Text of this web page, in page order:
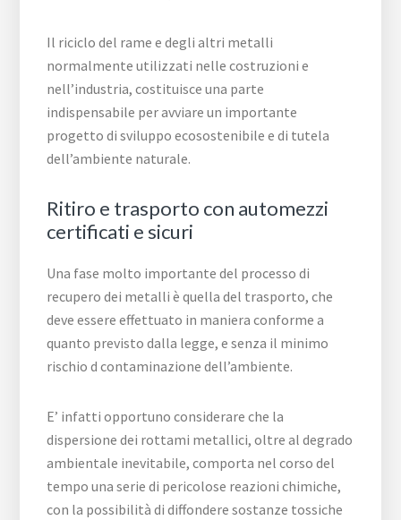
Il riciclo del rame e degli altri metalli
normalmente utilizzati nelle costruzioni e
nell’industria, costituisce una parte
indispensabile per avviare un importante
progetto di sviluppo ecosostenibile e di tutela
dell’ambiente naturale.
Ritiro e trasporto con automezzi
certificati e sicuri
Una fase molto importante del processo di
recupero dei metalli è quella del trasporto, che
deve essere effettuato in maniera conforme a
quanto previsto dalla legge, e senza il minimo
rischio d contaminazione dell’ambiente.
E’ infatti opportuno considerare che la
dispersione dei rottami metallici, oltre al degrado
ambientale inevitabile, comporta nel corso del
tempo una serie di pericolose reazioni chimiche,
con la possibilità di diffondere sostanze tossiche